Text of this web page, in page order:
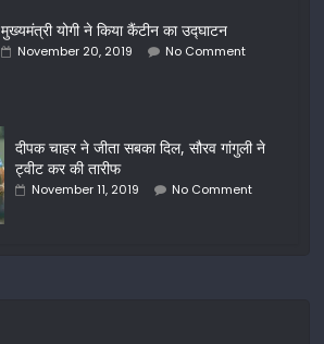
मुख्यमंत्री योगी ने किया कैंटीन का उद्घाटन
November 20, 2019 No Comment
दीपक चाहर ने जीता सबका दिल, सौरव गांगुली ने
ट्वीट कर की तारीफ
November 11, 2019 No Comment